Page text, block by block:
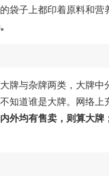
袋子上都印着原料和
牌与杂牌两类，大牌
知道谁是大牌。网络
外均有售卖，则算大